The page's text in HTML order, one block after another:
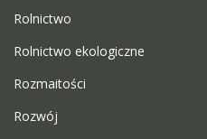
Rolnictwo
Rolnictwo ekologiczne
Rozmaitości
Rozwój